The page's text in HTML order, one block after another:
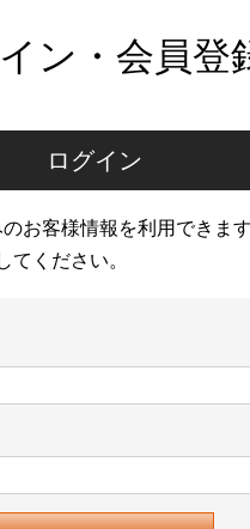
ン・会員登
ログイン
お客様情報を利用できます
ください。